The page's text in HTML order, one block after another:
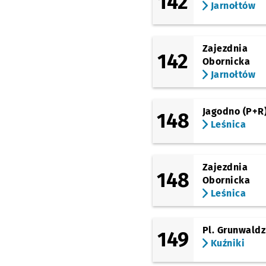
Jarnołtów
142
Zajezdnia
Obornicka
Jarnołtów
148
Jagodno
Leśnica
148
Zajezdnia
Obornicka
Leśnica
149
Pl.
Kuźniki